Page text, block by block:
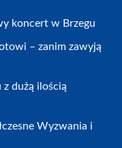
koncert w Brzegu
– zanim zawyją
z dużą ilością
Wyzwania i